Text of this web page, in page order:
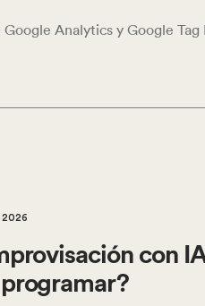
Analytics y Google Tag
2026
con